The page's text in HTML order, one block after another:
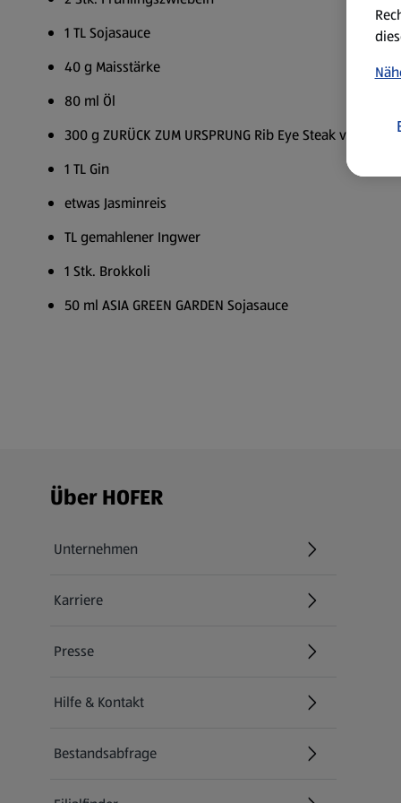
1 TL Sojasauce
40 g Maisstärke
80 ml Öl
300 g ZURÜCK ZUM URSPRUNG Rib Eye Steak vom
1 TL Gin
etwas Jasminreis
TL gemahlener Ingwer
1 Stk. Brokkoli
50 ml ASIA GREEN GARDEN Sojasauce
Fußzeilenmenü - weitere Links
Über HOFER
Unternehmen
Karriere
(öffnet in einem neuen Tab)
Presse
Hilfe & Kontakt
(öffnet in einem neuen Tab)
Bestandsabfrage
(öffnet in einem neuen Tab)